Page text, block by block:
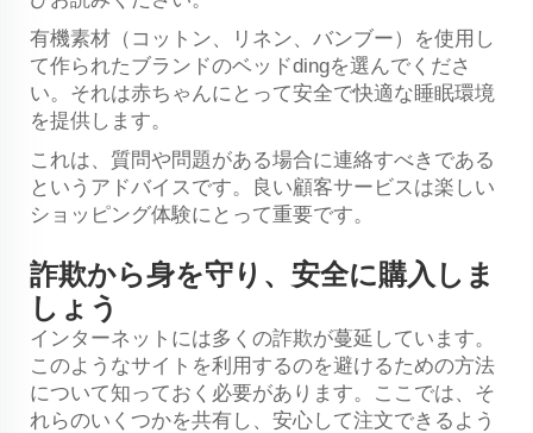
有機素材（コットン、リネン、バンブー）を使用し
て作られたブランドのベッドdingを選んでくださ
い。それは赤ちゃんにとって安全で快適な睡眠環境
を提供します。
これは、質問や問題がある場合に連絡すべきである
というアドバイスです。良い顧客サービスは楽しい
ショッピング体験にとって重要です。
詐欺から身を守り、安全に購入しま
しょう
インターネットには多くの詐欺が蔓延しています。
このようなサイトを利用するのを避けるための方法
について知っておく必要があります。ここでは、そ
れらのいくつかを共有し、安心して注文できるよう